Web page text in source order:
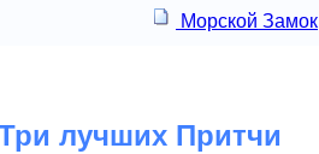
Морской Замок
лучших Притчи